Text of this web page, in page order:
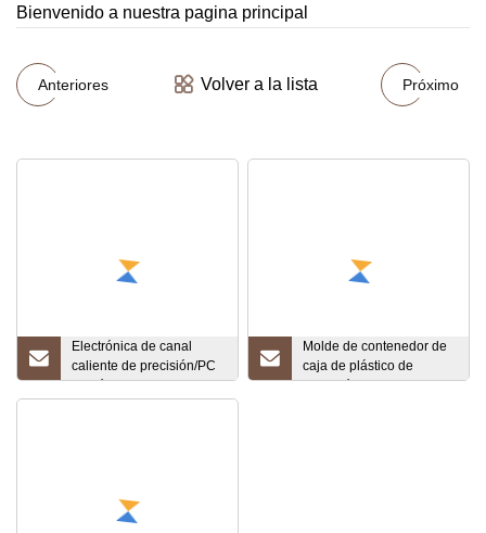
Bienvenido a nuestra pagina principal
Anteriores Volver a la lista Próximo
Electrónica de canal
caliente de precisión/PC
doméstica/caja de
Molde de contenedor de
caja de plástico de
inyección de alta